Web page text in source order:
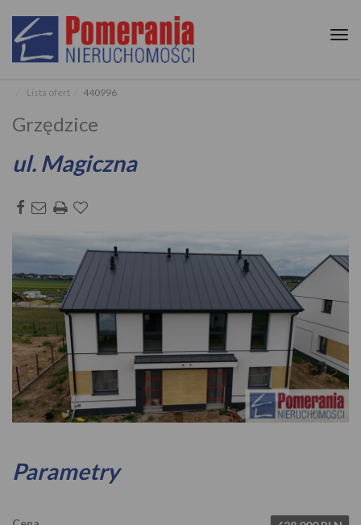
Lista ofert 440996
Grzędzice
ul. Magiczna
Zdjęcie 1
Parametry